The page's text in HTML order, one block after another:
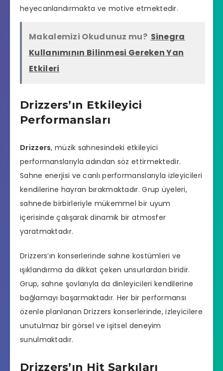
heyecanlandırmakta ve motive etmektedir.
Makalemizi Okudunuz mu? Sinegra
Kullanımının Bilinmesi Gereken Yan
Etkileri
Drizzers’ın Etkileyici
Performansları
Drizzers, müzik sahnesindeki etkileyici
performanslarıyla adından söz ettirmektedir.
Sahne enerjisi ve canlı performanslarıyla izleyicileri
kendilerine hayran bırakmaktadır. Grup üyeleri,
sahnede birbirleriyle mükemmel bir uyum
içerisinde çalışarak dinamik bir atmosfer
yaratmaktadır.
Drizzers’ın konserlerinde sahne kostümleri ve
ışıklandırma da dikkat çeken unsurlardan biridir.
Grup, sahne şovlarıyla da dinleyicileri kendilerine
bağlamayı başarmaktadır. Her bir performansı
özenle planlanan Drizzers konserlerinde, izleyicilere
unutulmaz bir görsel ve işitsel deneyim
sunulmaktadır.
Drizzers’ın Hit Şarkıları